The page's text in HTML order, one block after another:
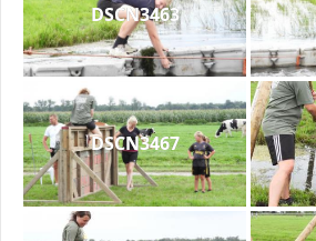
DSCN3463
DSCN3467